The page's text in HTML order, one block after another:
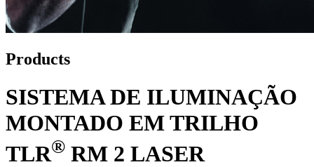
Products
SISTEMA DE ILUMINAÇÃO
MONTADO EM TRILHO
TLR® RM 2 LASER